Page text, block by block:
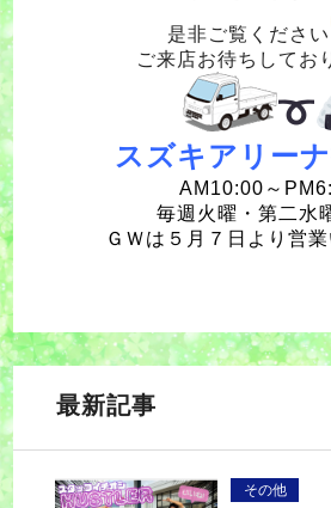
是非ご覧ください
ご来店お待ちしてお
スズキアリー
AM10:00～
毎週火曜・第二水
ＧＷは５月７日より営
最新記事
その他